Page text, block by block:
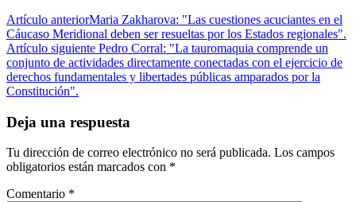
Artículo anteriorMaria Zakharova: "Las cuestiones acuciantes en el
Cáucaso Meridional deben ser resueltas por los Estados regionales".
Artículo siguiente Pedro Corral: "La tauromaquia comprende un
conjunto de actividades directamente conectadas con el ejercicio de
derechos fundamentales y libertades públicas amparados por la
Constitución".
Deja una respuesta
Tu dirección de correo electrónico no será publicada. Los campos
obligatorios están marcados con *
Comentario *